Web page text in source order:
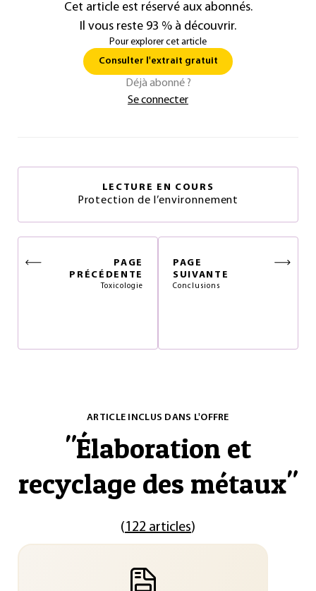
Cet article est réservé aux abonnés.
Il vous reste 93 % à découvrir.
Pour explorer cet article
Consulter l'extrait gratuit
Déjà abonné ?
Se connecter
LECTURE EN COURS
Protection de l’environnement
PAGE
PRÉCÉDENTE
Toxicologie
PAGE
SUIVANTE
Conclusions
ARTICLE INCLUS DANS L'OFFRE
"Élaboration et
recyclage des métaux"
(122 articles)